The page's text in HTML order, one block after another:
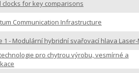
for key comparisons
Communication Infrastructure
1 - Modulární hybridní svařovací hlava Laser-
pro chytrou výrobu, vesmírné a